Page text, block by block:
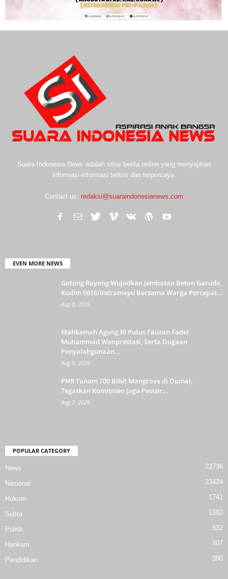
Suara Indonesia News adalah situs berita online yang menyajikan
informasi-informasi terkini dan terpercaya.
Contact us: redaksi@suaraindonesianews.com
EVEN MORE NEWS
Gotong Royong Wujudkan Jembatan Beton Garuda,
Kodim 0616/Indramayu Bersama Warga Percepat...
Aug 8, 2026
Mahkamah Agung RI Putus Fauzan Fadel
Muhammad Wanprestasi, Serta Dugaan
Penyalahgunaan...
Aug 8, 2026
PHR Tanam 700 Bibit Mangrove di Dumai,
Tegaskan Komitmen Jaga Pesisir...
Aug 7, 2026
POPULAR CATEGORY
News 23736
Nasional 23424
Hukum 1741
Sultra 1282
Politik 532
Hankam 407
Pendidikan 390